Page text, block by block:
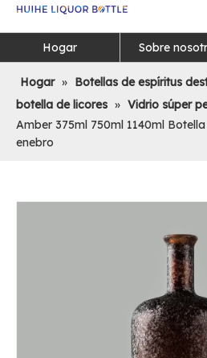
Hogar Sobre
Hogar » Botellas de espíritus
botella de licores » Vidrio súper
Amber 375ml 750ml 1140ml
enebro